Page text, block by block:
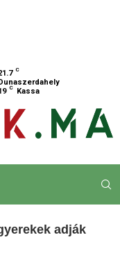
C
C Kassa
adják